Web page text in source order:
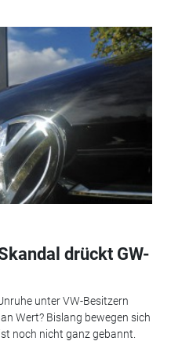
drückt GW-
unter VW-Besitzern
Wert? Bislang bewegen sich
noch nicht ganz gebannt.